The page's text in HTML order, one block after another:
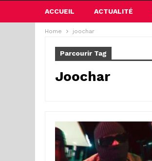
ACCUEIL ACTUALITÉ
Home joochar
Parcourir Tag
Joochar